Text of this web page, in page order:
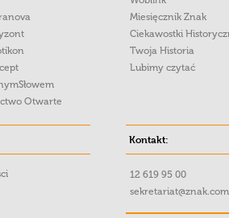
Otwarte
Miesięcznik Znak
Ciekawostki
Twoja Historia
Lubimy czytać
Kontakt:
12 619 95 00